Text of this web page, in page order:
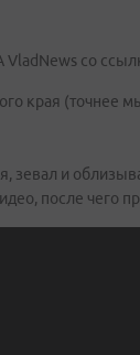
VladNews со
края (точнее
зевал и
после чего